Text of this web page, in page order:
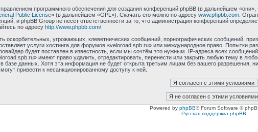
программного обеспечения для создания конференций phpBB (в дальнейшем
Public License» (в дальнейшем «GPL»). Скачать его можно по адресу www.phpbb.com.
и phpBB Group не несёт ответственности за то, что администрация конференций
по адресу http://www.phpbb.com/.
оскорбительных, угрожающих, клеветнических сообщений, порнографических сообщений,
услуги хостинга для форумов «veloroad.spb.ru» или международное право. Попытки
будет поставлен в известность, если мы сочтём это нужным. IP-адреса всех
имеют право удалить, отредактировать, перенести или закрыть любую тему в
базе данных. Хотя эта информация не будет открыта третьим лицам без вашего разрешения,
привести к несанкционированному доступу к ней.
Powered by phpBB® Forum Software ©
Русская поддержка phpBB